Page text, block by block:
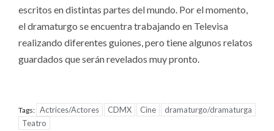
escritos en distintas partes del mundo. Por el momento,
el dramaturgo se encuentra trabajando en Televisa
realizando diferentes guiones, pero tiene algunos relatos
guardados que serán revelados muy pronto.
Tags: Actrices/Actores CDMX Cine
dramaturgo/dramaturga
Teatro